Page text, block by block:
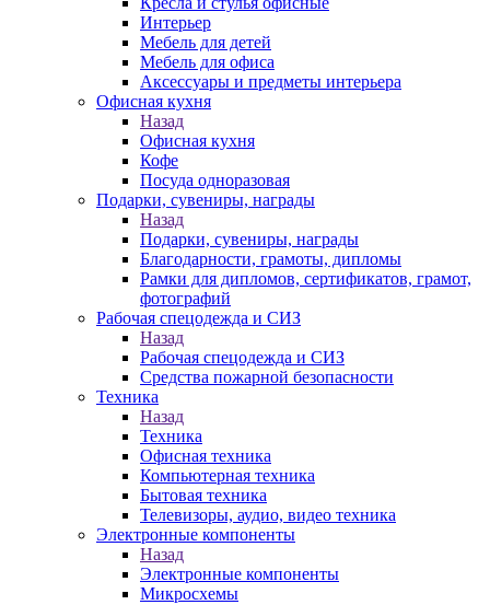
Интерьер
Мебель для детей
Мебель для офиса
Аксессуары и предметы интерьера
Офисная кухня
Назад
Офисная кухня
Кофе
Посуда одноразовая
Подарки, сувениры, награды
Назад
Подарки, сувениры, награды
Благодарности, грамоты, дипломы
Рамки для дипломов, сертификатов, грамот,
фотографий
Рабочая спецодежда и СИЗ
Назад
Рабочая спецодежда и СИЗ
Средства пожарной безопасности
Техника
Назад
Техника
Офисная техника
Компьютерная техника
Бытовая техника
Телевизоры, аудио, видео техника
Электронные компоненты
Назад
Электронные компоненты
Микросхемы